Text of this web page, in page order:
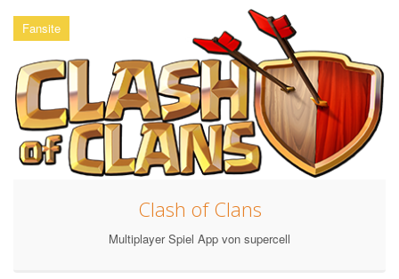
Fansite
Clash of Clans
Multiplayer Spiel App von supercell